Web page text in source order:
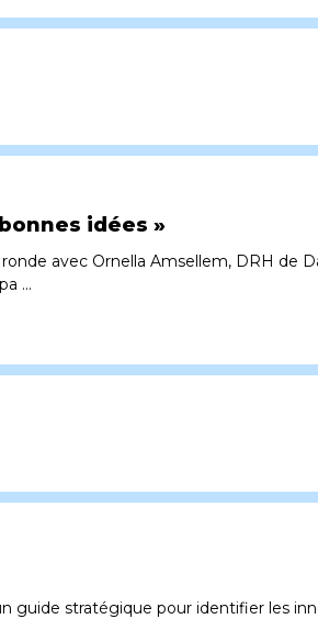
idées »
avec Ornella Amsellem, DRH de
...
guide stratégique pour identifier les